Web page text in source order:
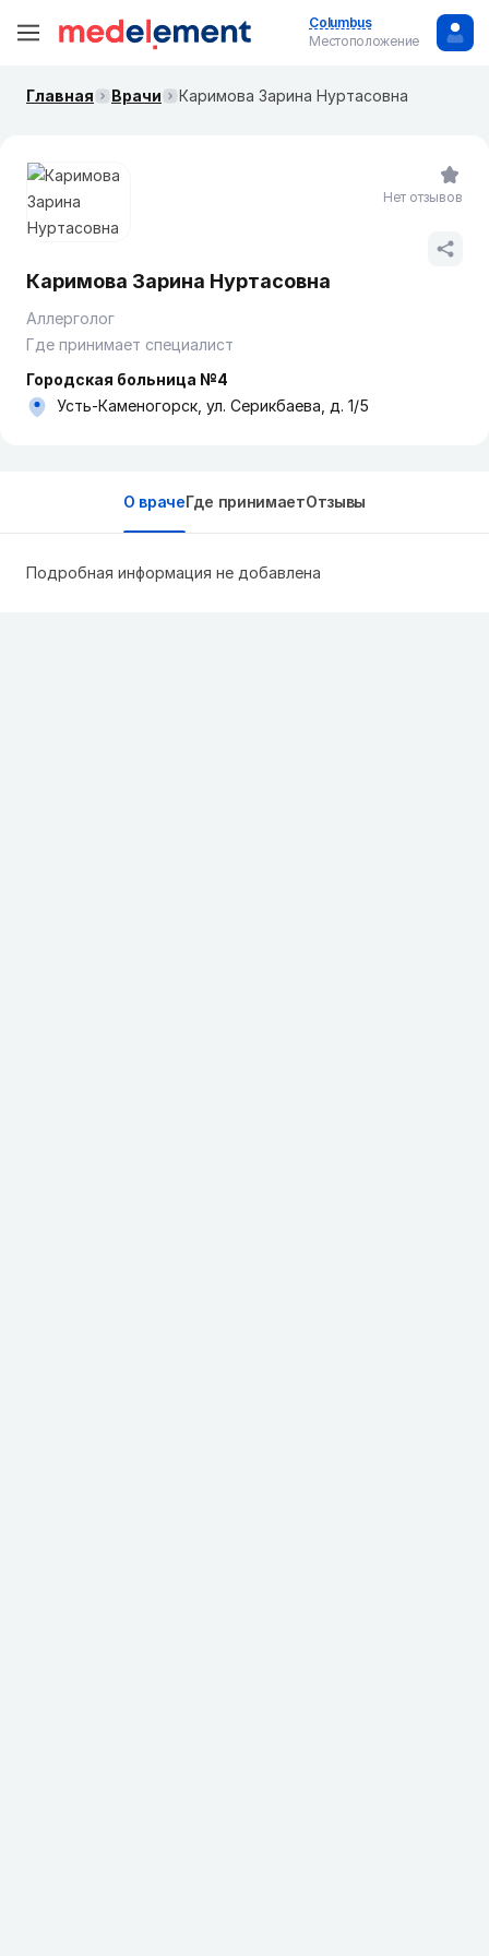
Columbus
Местоположение
Главная Врачи Каримова Зарина Нуртасовна
Каримова Зарина Нуртасовна
Аллерголог
Где принимает специалист
Городская больница №4
Усть-Каменогорск, ул. Серикбаева, д. 1/5
Нет отзывов
О врачеГде принимаетОтзывы
Подробная информация не добавлена